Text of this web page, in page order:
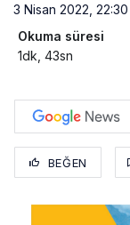
3 Nisan 2022, 22:30
Okuma süresi
1dk, 43sn
BEĞEN